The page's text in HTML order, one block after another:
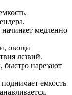
медленно
овощи
лезвий.
быстро нарезают
емкость